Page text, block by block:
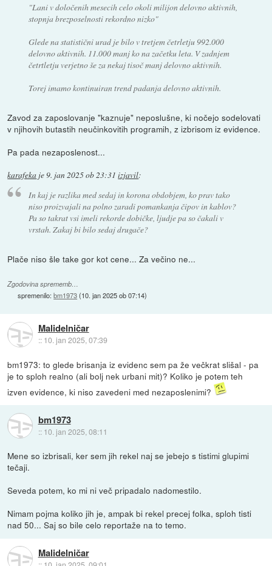
"Lani v določenih mesecih celo okoli milijon delovno aktivnih,
stopnja brezposelnosti rekordno nizko"
Glede na statistični urad je bilo v tretjem četrletju 992.000
delovno aktivnih. 11.000 manj ko na začetku leta. V zadnjem
četrtletju verjetno še za nekaj tisoč manj delovno aktivnih.
Torej imamo kontinuiran trend padanja delovno aktivnih.
Zavod za zaposlovanje "kaznuje" neposlušne, ki nočejo sodelovati
v njihovih butastih neučinkovitih programih, z izbrisom iz evidence.
Pa pada nezaposlenost...
karafeka je 9. jan 2025 ob 23:31 izjavil:
In kaj je razlika med sedaj in korona obdobjem, ko prav tako
niso proizvajali na polno zaradi pomankanja čipov in kablov?
Pa so takrat vsi imeli rekorde dobičke, ljudje pa so čakali v
vrstah. Zakaj bi bilo sedaj drugače?
Plače niso šle take gor kot cene... Za večino ne...
Zgodovina sprememb…
spremenilo:bm1973(10. jan 2025 ob 07:14)
Malidelničar
:: 10. jan 2025, 07:39
bm1973: to glede brisanja iz evidenc sem pa že večkrat slišal - pa
je to sploh realno (ali bolj nek urbani mit)? Koliko je potem teh
izven evidence, ki niso zavedeni med nezaposlenimi?
bm1973
:: 10. jan 2025, 08:11
Mene so izbrisali, ker sem jih rekel naj se jebejo s tistimi glupimi
tečaji.
Seveda potem, ko mi ni več pripadalo nadomestilo.
Nimam pojma koliko jih je, ampak bi rekel precej folka, sploh tisti
nad 50... Saj so bile celo reportaže na to temo.
Malidelničar